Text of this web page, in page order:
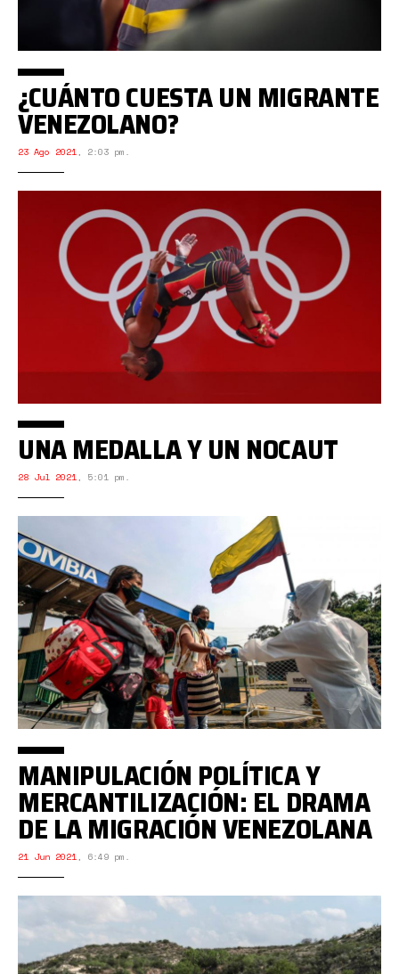
¿CUÁNTO CUESTA UN MIGRANTE
VENEZOLANO?
23 Ago 2021, 2:03 pm.
UNA MEDALLA Y UN NOCAUT
28 Jul 2021, 5:01 pm.
MANIPULACIÓN POLÍTICA Y
MERCANTILIZACIÓN: EL DRAMA
DE LA MIGRACIÓN VENEZOLANA
21 Jun 2021, 6:49 pm.